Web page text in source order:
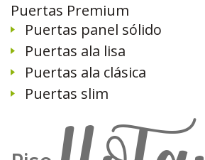
Puertas Premium
Puertas panel sólido
Puertas ala lisa
Puertas ala clásica
Puertas slim